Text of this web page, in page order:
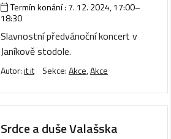
Termín konání : 7. 12. 2024, 17:00–
18:30
Slavnostní předvánoční koncert v
Janíkově stodole.
Autor:it it Sekce:Akce,Akce
Srdce a duše Valašska